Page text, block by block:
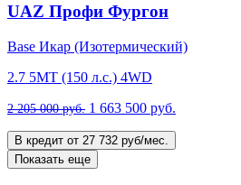
UAZ Профи Фургон
Base Икар (Изотермический)
2.7 5MT (150 л.с.) 4WD
2 205 000 руб. 1 663 500 руб.
В кредит от 27 732 руб/мес.
Показать еще